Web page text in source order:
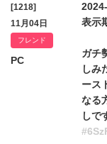
[1218]
11月04日
フレンド
PC
表示
ガチ
しみ
ース
なる
しで